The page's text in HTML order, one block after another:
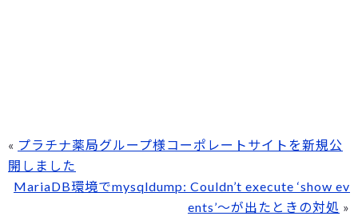
« プラチナ薬局グループ様コーポレートサイトを新規公
開しました
MariaDB環境でmysqldump: Couldn’t execute ‘show ev
ents’～が出たときの対処 »